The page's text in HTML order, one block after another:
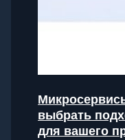
выбрать
для вашего